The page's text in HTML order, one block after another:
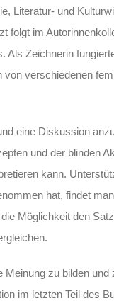
Literatur- und
folgt im
Als Zeichnerin
von verschiedenen
eine Diskussion
und der blinden
kann.
hat, findet
Möglichkeit den
zu bilden und
im letzten Teil des